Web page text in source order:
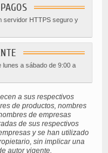
servidor HTTPS seguro y
lunes a sábado de 9:00 a
a sus respectivos
de productos, nombres
de empresas
de sus respectivos
y se han utilizado
sin implicar una
autor vigente.